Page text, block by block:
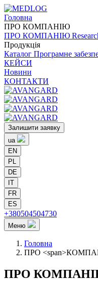
Головна
ПРО КОМПАНІЮ
ПРО КОМПАНІЮ
Продукція
Каталог Програмне
КЕЙСИ
Новини
КОНТАКТИ
Залишити заявку
ua
EN
PL
DE
IT
FR
ES
+380504504730
Меню
Головна
ПРО
ПРО